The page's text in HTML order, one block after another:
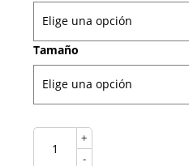
Tamaño
+
-